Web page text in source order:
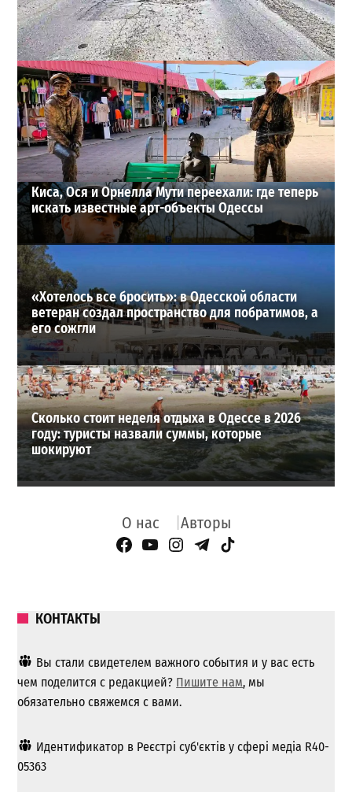
Почему из сел Одесской области исчезли автобусы и
как теперь добираются люди
2
23-07-2026 в 14:36
ВИБОР РЕДАКЦИИ
Киса, Ося и Орнелла Мути переехали: где теперь
искать известные арт-объекты Одессы
«Хотелось все бросить»: в Одесской области
ветеран создал пространство для побратимов, а
его сожгли
Сколько стоит неделя отдыха в Одессе в 2026
году: туристы назвали суммы, которые
шокируют
О нас Авторы
Facebook Page
YouTube
Instagram
Telegram
TikTok
КОНТАКТЫ
Вы стали свидетелем важного события и у вас есть
чем поделится с редакцией? Пишите нам, мы
обязательно свяжемся с вами.
Идентификатор в Реєстрі суб'єктів у сфері медіа R40-
05363